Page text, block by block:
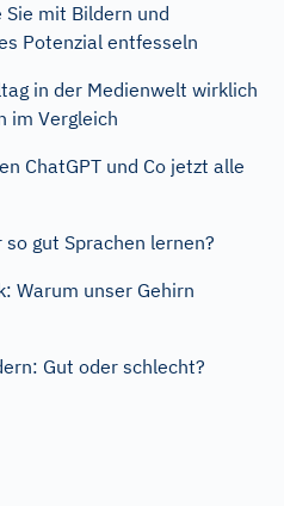
Sie mit Bildern und
Potenzial entfesseln
in der Medienwelt wirklich
im Vergleich
ChatGPT und Co jetzt alle
gut Sprachen lernen?
Warum unser Gehirn
Gut oder schlecht?